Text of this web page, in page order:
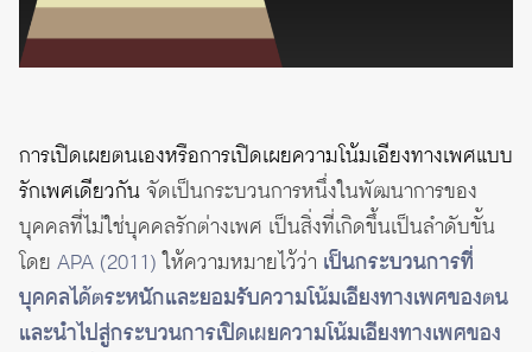
การเปิดเผยตนเองหรือการเปิดเผยความโน้มเอียงทางเพศแบบ
รักเพศเดียวกันจัดเป็นกระบวนการหนึ่งในพัฒนาการของ
บุคคลที่ไม่ใช่บุคคลรักต่างเพศ เป็นสิ่งที่เกิดขึ้นเป็นลำดับขั้น
โดย APA (2011)ให้ความหมายไว้ว่า เป็นกระบวนการที่
บุคคลได้ตระหนักและยอมรับความโน้มเอียงทางเพศของตน
และนำไปสู่กระบวนการเปิดเผยความโน้มเอียงทางเพศของ